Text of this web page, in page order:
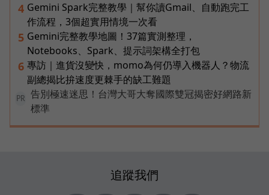
4 Gemini Spark完整教學｜幫你讀Gmail、自動跑完工
作流程，3個超實用情境一次看
5 Gemini完整教學地圖！37篇實測整理，
Notebooks、Spark、提示詞架構全打包
6 專訪｜進貨沒變快，momo為何仍導入機器人？物流
副總揭比拚速度更棘手的缺工難題
PR
告別極速迷思！台灣大哥大奪國際雙冠揭密好網路新
標準
追蹤我們